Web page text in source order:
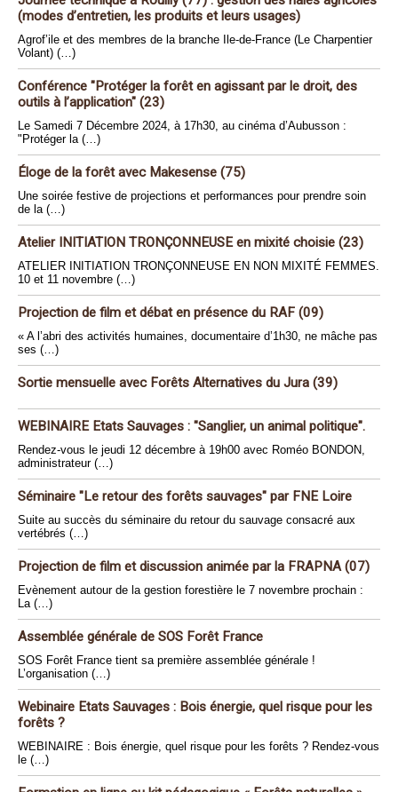
(modes d’entretien, les produits et leurs usages)
Agrof’ile et des membres de la branche Ile-de-France (Le Charpentier
Volant) (…)
Conférence "Protéger la forêt en agissant par le droit, des
outils à l’application" (23)
Le Samedi 7 Décembre 2024, à 17h30, au cinéma d’Aubusson :
"Protéger la (…)
Éloge de la forêt avec Makesense (75)
Une soirée festive de projections et performances pour prendre soin
de la (…)
Atelier INITIATION TRONÇONNEUSE en mixité choisie (23)
ATELIER INITIATION TRONÇONNEUSE EN NON MIXITÉ FEMMES.
10 et 11 novembre (…)
Projection de film et débat en présence du RAF (09)
« A l’abri des activités humaines, documentaire d’1h30, ne mâche pas
ses (…)
Sortie mensuelle avec Forêts Alternatives du Jura (39)
WEBINAIRE Etats Sauvages : "Sanglier, un animal politique".
Rendez-vous le jeudi 12 décembre à 19h00 avec Roméo BONDON,
administrateur (…)
Séminaire "Le retour des forêts sauvages" par FNE Loire
Suite au succès du séminaire du retour du sauvage consacré aux
vertébrés (…)
Projection de film et discussion animée par la FRAPNA (07)
Evènement autour de la gestion forestière le 7 novembre prochain :
La (…)
Assemblée générale de SOS Forêt France
SOS Forêt France tient sa première assemblée générale !
L’organisation (…)
Webinaire Etats Sauvages : Bois énergie, quel risque pour les
forêts ?
WEBINAIRE : Bois énergie, quel risque pour les forêts ? Rendez-vous
le (…)